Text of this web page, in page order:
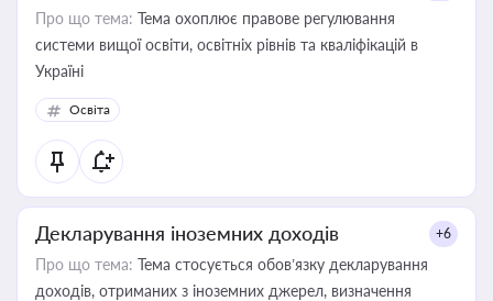
Про що тема: Тема охоплює правове регулювання
системи вищої освіти, освітніх рівнів та кваліфікацій в
Україні
Освіта
Декларування іноземних доходів +6
Про що тема: Тема стосується обов’язку декларування
доходів, отриманих з іноземних джерел, визначення